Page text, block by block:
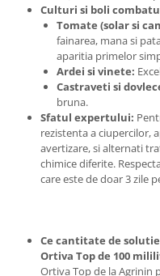
Spray si intretinere
Vinificatie
Lichidare STOC
Produse Bricolaj
Acumulatori si Incarcatoare
Baros / Ciocan / Topor
Burghie
Cantare
Chei fixe
Cleste
Culturi si boli
Tomate (solar si
fainarea, mana si
aparitia primelor
Ardei si vinete:
Castraveti si
bruna.
Sfatul expertului:
rezistenta a ciupercilor,
avertizare, si alternati
chimice diferite.
care este de doar 3 zile
Ce cantitate de
Ortiva Top de 100
Ortiva Top de la Agrinin